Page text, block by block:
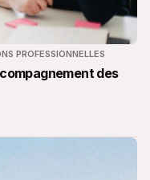
PROFESSIONNELLES
des